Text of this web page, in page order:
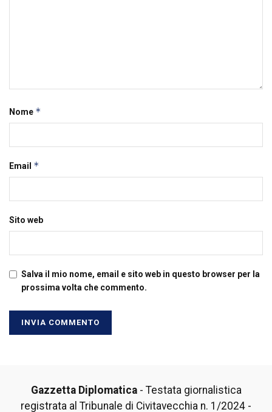
Nome *
Email *
Sito web
Salva il mio nome, email e sito web in questo browser per la
prossima volta che commento.
Gazzetta Diplomatica- Testata giornalistica
registrata al Tribunale di Civitavecchia n. 1/2024 -